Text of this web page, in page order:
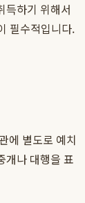
득하기 위해서
필수적입니다.
에 별도로 예치
개나 대행을 표